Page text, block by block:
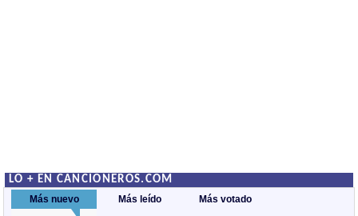
LO + EN CANCIONEROS.COM
Más nuevo Más leído Más votado